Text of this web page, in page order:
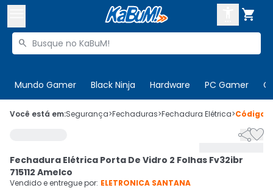

Buscar produtos

Mundo Gamer Black Ninja Hardware PC Gamer
 Olá. Acesse sua conta
Cupons
CADASTRE-SE
Você está em:Segurança>Fechaduras>Fechadura Elétrica>Código

Fechadura Elétrica Porta De Vidro 2 Folhas Fv32ibr
715112 Amelco
Vendido e entregue por: ELETRONICA SANTANA